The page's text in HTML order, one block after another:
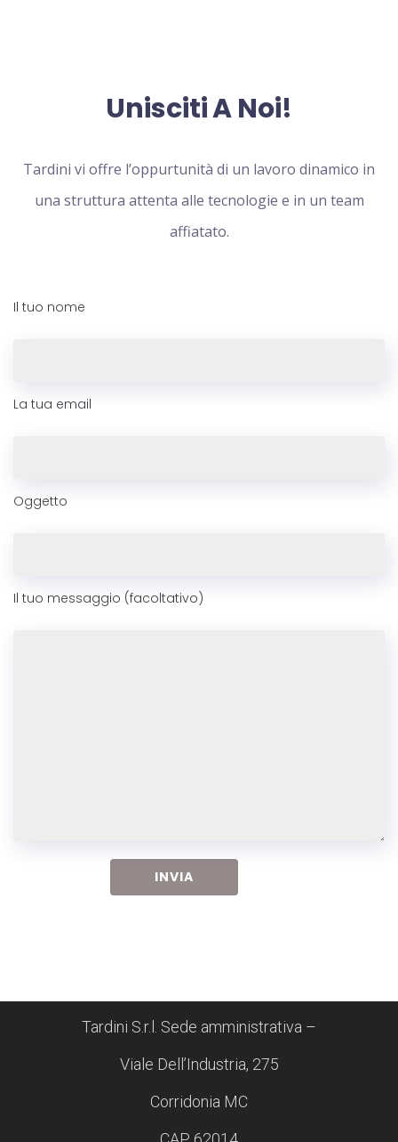
Unisciti A Noi!
Tardini vi offre l’oppurtunità di un lavoro dinamico in
una struttura attenta alle tecnologie e in un team
affiatato.
Il tuo nome
La tua email
Oggetto
Il tuo messaggio (facoltativo)
Tardini S.r.l. Sede amministrativa –
Viale Dell’Industria, 275
Corridonia MC